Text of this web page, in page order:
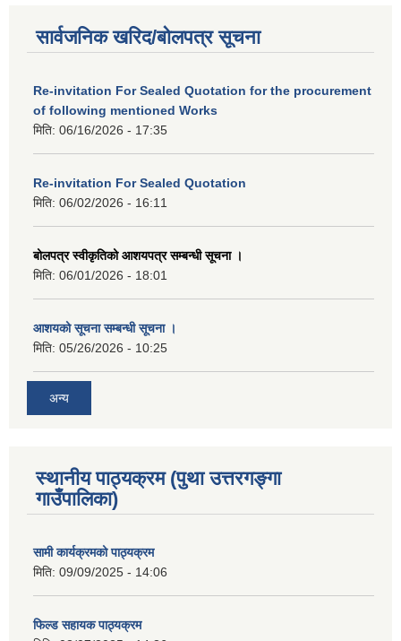
सार्वजनिक खरिद/बोलपत्र सूचना
Re-invitation For Sealed Quotation for the procurement
of following mentioned Works
मिति: 06/16/2026 - 17:35
Re-invitation For Sealed Quotation
मिति: 06/02/2026 - 16:11
बोलपत्र स्वीकृतिको आशयपत्र सम्बन्धी सूचना ।
मिति: 06/01/2026 - 18:01
आशयको सूचना सम्बन्धी सूचना ।
मिति: 05/26/2026 - 10:25
अन्य
स्थानीय पाठ्यक्रम (पुथा उत्तरगङ्गा
गाउँपालिका)
सामी कार्यक्रमको पाठ्यक्रम
मिति: 09/09/2025 - 14:06
फिल्ड सहायक पाठ्यक्रम